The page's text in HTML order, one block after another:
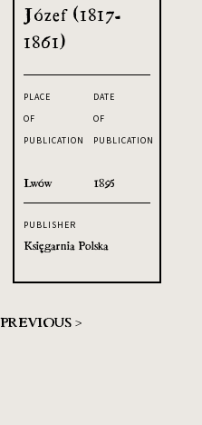
Józef (1817-
1861)
PLACE
OF
PUBLICATION
Lwów
DATE
OF
PUBLICATION
1895
PUBLISHER
Księgarnia Polska
PREVIOUS >